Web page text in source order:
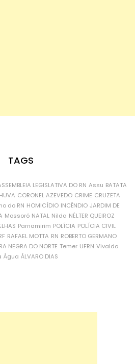
TAGS
LEGISLATIVA DO RN Assu BATATA
CORONEL AZEVEDO CRIME CRUZETA
do RN HOMICÍDIO INCÊNDIO JARDIM DE
Mossoró NATAL Nilda NÉLTER QUEIROZ
Parnamirim POLÍCIA POLÍCIA CIVIL
RAFAEL MOTTA RN ROBERTO GERMANO
NEGRA DO NORTE Temer UFRN Vivaldo
Água ÁLVARO DIAS